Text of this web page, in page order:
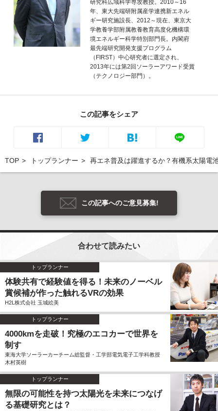
研究科広域科学専攻教授。2010～16
年、東大先端研附属産学連携新エネル
ギー研究施設長、2012～現在、東京大
学教養学部附属教養教育高度化機構環
境エネルギー科学特別部門長。内閣府
最先端研究開発支援プログラム
（FIRST）中心研究者に選定され、
2013年には第2回ソーラーアワード受賞
（テクノロジー部門）。
この記事をシェア
TOP トップランナー 再エネ普及は躍進するか？有機系太陽電
この記事へのご意見募集!
合わせて読みたい
トップランナー
体験共有で経験値を得る！未来のノーベル
賞候補が作った触れるVRの効果
H2L株式会社 玉城絵美
トップランナー
4000kmを走破！究極のエコカーで世界を
制す
東海大学ソーラーカーチーム総監督・工学部電気電子工学科教授
木村英樹
トップランナー
無限の可能性を持つ太陽光を未来につなげ
る基礎研究とは？